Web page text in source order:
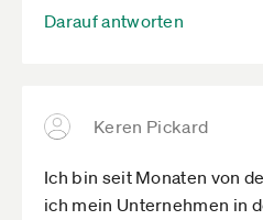
Darauf antworten
Keren Pickard
Ich bin seit Monaten von
ich mein Unternehmen in